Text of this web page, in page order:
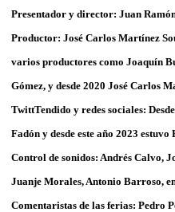
Presentador y director: Juan
Productor: José Carlos Martínez
varios productores como Joaquín
Gómez, y desde 2020 José Carlos
TwittTendido y redes sociales:
Fadón y desde este año 2023
Control de sonidos: Andrés Calvo,
Juanje Morales, Antonio Barroso,
Comentaristas de las ferias: Pedro